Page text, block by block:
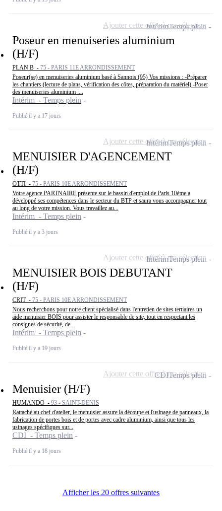
Poseur en menuiseries aluminium
(H/F)
PLAN B - 75 - PARIS 11E ARRONDISSEMENT
Poseur(se) en menuiseries aluminium basé à Sannois (95) Vos missions : -Préparer
les chantiers (lecture de plans, vérification des côtes, préparation du matériel) -Poser
des menuiseries aluminium :...
Intérim - Temps plein
Publié il y a 17 jours
IntérimTemps plein
Ajouter cette offre à ma sélection
MENUISIER D'AGENCEMENT
(H/F)
OTTI - 75 - PARIS 10E ARRONDISSEMENT
Votre agence PARTNAIRE présente sur le bassin d'emploi de Paris 10ème a
développé ses compétences dans le secteur du BTP et saura vous accompagner tout
au long de votre mission. Vous travaillez au...
Intérim - Temps plein
Publié il y a 3 jours
IntérimTemps plein
Ajouter cette offre à ma sélection
MENUISIER BOIS DEBUTANT
(H/F)
CRIT - 75 - PARIS 10E ARRONDISSEMENT
Nous recherchons pour notre client spécialisé dans l'entretien de sites tertiaires un
aide menuisier BOIS pour assister le responsable de site, tout en respectant les
consignes de sécurité, de...
Intérim - Temps plein
Publié il y a 19 jours
IntérimTemps plein
Ajouter cette offre à ma sélection
Menuisier (H/F)
HUMANDO - 93 - SAINT-DENIS
Rattaché au chef d'atelier, le menuisier assure la découpe et l'usinage de panneaux, la
fabrication de portes bois et de portes avec cadre aluminium, ainsi que tous les
usinages spécifiques sur...
CDI - Temps plein
Publié il y a 18 jours
CDITemps plein
Ajouter cette offre à ma sélection
Afficher les 20 offres suivantes